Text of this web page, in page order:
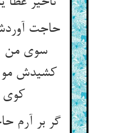
حاجت
سوی
کشیدش مو
کوی من
گر بر آرم